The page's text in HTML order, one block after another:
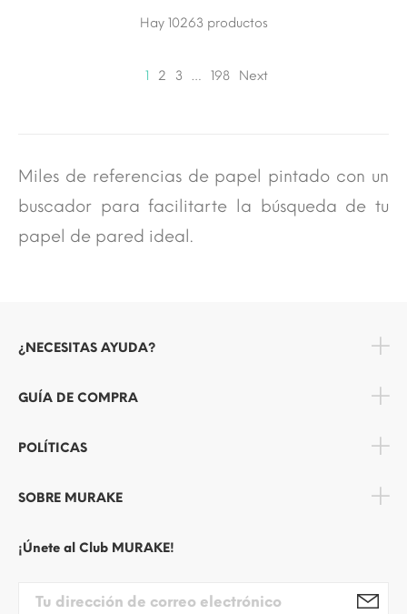
Hay 10263 productos
1 2 3 … 198 Next
Miles de referencias de papel pintado con un
buscador para facilitarte la búsqueda de tu
papel de pared ideal.
¿NECESITAS AYUDA?
GUÍA DE COMPRA
POLÍTICAS
SOBRE MURAKE
¡Únete al Club MURAKE!